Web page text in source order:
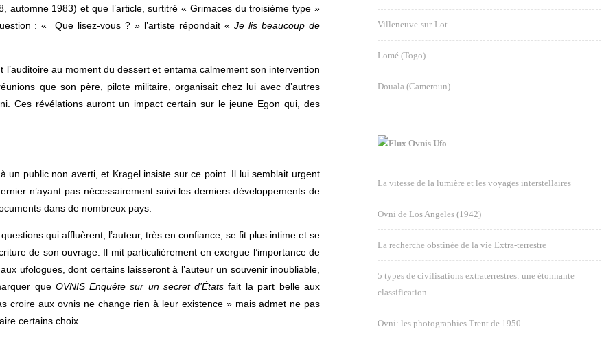
automne 1983) et que l’article, surtitré « Grimaces du troisième type »
: « Que lisez-vous ? » l’artiste répondait « Je lis beaucoup de
au moment du dessert et entama calmement son intervention
que son père, pilote militaire, organisait chez lui avec d’autres
Ces révélations auront un impact certain sur le jeune Egon qui, des
un public non averti, et Kragel insiste sur ce point. Il lui semblait urgent
n’ayant pas nécessairement suivi les derniers développements de
dans de nombreux pays.
qui affluèrent, l’auteur, très en confiance, se fit plus intime et se
de son ouvrage. Il mit particulièrement en exergue l’importance de
ufologues, dont certains laisseront à l’auteur un souvenir inoubliable,
que OVNIS Enquête sur un secret d’États fait la part belle aux
croire aux ovnis ne change rien à leur existence » mais admet ne pas
certains choix.
Villeneuve-sur-Lot
Lomé (Togo)
Douala (Cameroun)
Ovnis Ufo
La vitesse de la lumière et les voyages interstellaires
Ovni de Los Angeles (1942)
La recherche obstinée de la vie Extra-terrestre
5 types de civilisations extraterrestres: une étonnante
classification
Ovni: les photographies Trent de 1950